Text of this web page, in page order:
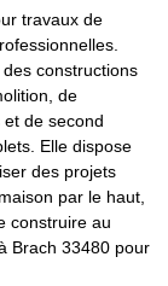
travaux de
constructions
de
de second
Elle dispose
des projets
par le haut,
construire au
Brach 33480 pour